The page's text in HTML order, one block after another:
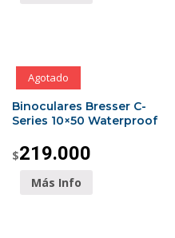
Agotado
Binoculares Bresser C-
Series 10×50 Waterproof
$219.000
Más Info